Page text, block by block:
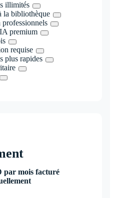
illimités
la bibliothèque
premium
requise
plus rapides
par mois facturé